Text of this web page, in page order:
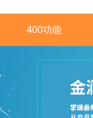
400功能